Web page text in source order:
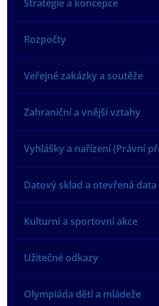
Strategie a koncepce
Rozpočty
Veřejné zakázky a soutěže
Zahraniční a vnější vztahy
Vyhlášky a nařízení (Právní
Datový sklad a otevřená data
Kulturní a sportovní akce
Užitečné odkazy
Olympiáda dětí a mládeže